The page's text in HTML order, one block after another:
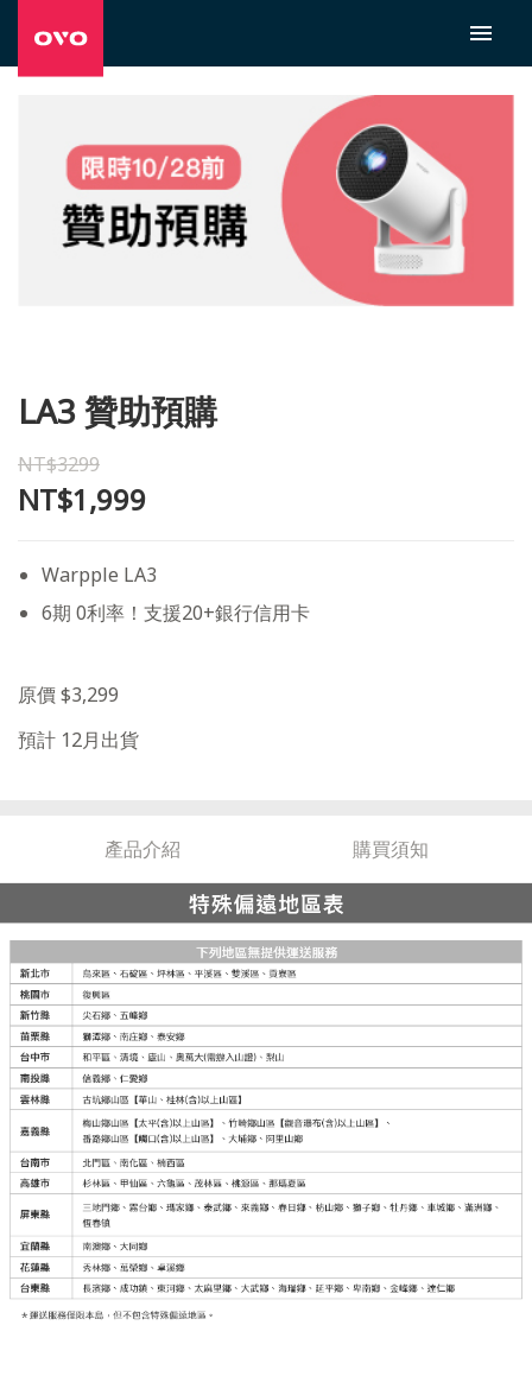
LA3 贊助預購
NT$3299
NT$1,999
Warpple LA3
6期 0利率！支援20+銀行信用卡
原價 $3,299
預計 12月出貨
產品介紹 購買須知